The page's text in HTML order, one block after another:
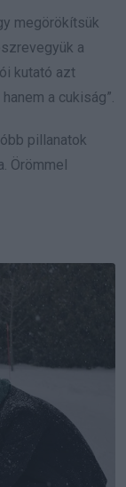
megörökítsük
a
kutató azt
a cukiság”.
pillanatok
Örömmel